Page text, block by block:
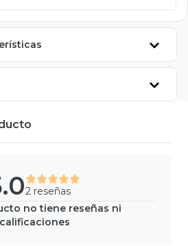
2 reseñas
no tiene reseñas ni
calificaciones